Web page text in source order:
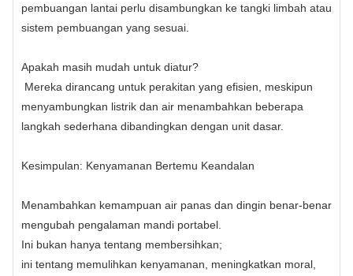
pembuangan lantai perlu disambungkan ke tangki limbah atau
sistem pembuangan yang sesuai.
Apakah masih mudah untuk diatur?
Mereka dirancang untuk perakitan yang efisien, meskipun
menyambungkan listrik dan air menambahkan beberapa
langkah sederhana dibandingkan dengan unit dasar.
Kesimpulan: Kenyamanan Bertemu Keandalan
Menambahkan kemampuan air panas dan dingin benar-benar
mengubah pengalaman mandi portabel.
Ini bukan hanya tentang membersihkan;
ini tentang memulihkan kenyamanan, meningkatkan moral,